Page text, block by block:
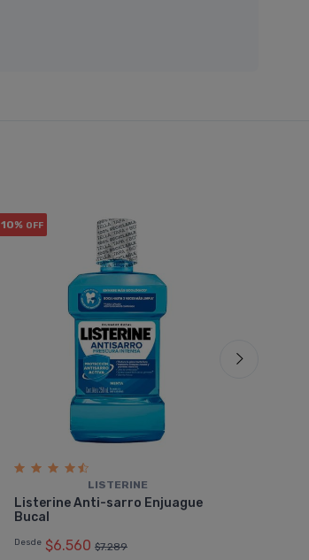
10% OFF
LISTERINE
Listerine Anti-sarro Enjuague
Bucal
Desde $6.560 $7.289